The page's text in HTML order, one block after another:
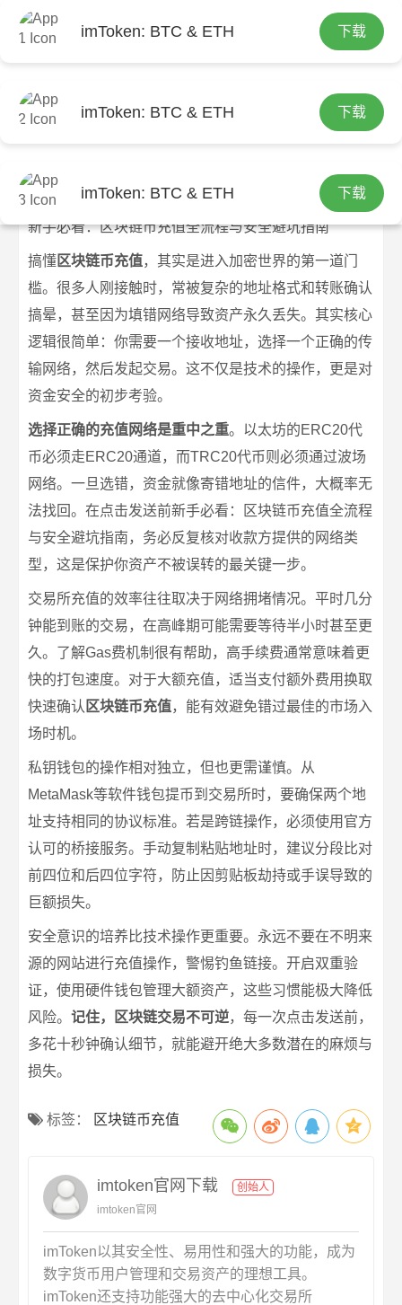
imToken: BTC & ETH 下载
imToken: BTC & ETH 下载
imToken: BTC & ETH 下载
首页
新手必看：区块链币充值全流程与安全
避坑指南
新手必看：区块链币充值全流程与安全避坑指南
搞懂区块链币充值，其实是进入加密世界的第一道门
槛。很多人刚接触时，常被复杂的地址格式和转账确认
搞晕，甚至因为填错网络导致资产永久丢失。其实核心
逻辑很简单：你需要一个接收地址，选择一个正确的传
输网络，然后发起交易。这不仅是技术的操作，更是对
资金安全的初步考验。
选择正确的充值网络是重中之重。以太坊的ERC20代
币必须走ERC20通道，而TRC20代币则必须通过波场
网络。一旦选错，资金就像寄错地址的信件，大概率无
法找回。在点击发送前新手必看：区块链币充值全流程
与安全避坑指南，务必反复核对收款方提供的网络类
型，这是保护你资产不被误转的最关键一步。
交易所充值的效率往往取决于网络拥堵情况。平时几分
钟能到账的交易，在高峰期可能需要等待半小时甚至更
久。了解Gas费机制很有帮助，高手续费通常意味着更
快的打包速度。对于大额充值，适当支付额外费用换取
快速确认 区块链币充值，能有效避免错过最佳的市场入
场时机。
私钥钱包的操作相对独立，但也更需谨慎。从
MetaMask等软件钱包提币到交易所时，要确保两个地
址支持相同的协议标准。若是跨链操作，必须使用官方
认可的桥接服务。手动复制粘贴地址时，建议分段比对
前四位和后四位字符，防止因剪贴板劫持或手误导致的
巨额损失。
安全意识的培养比技术操作更重要。永远不要在不明来
源的网站进行充值操作，警惕钓鱼链接。开启双重验
证，使用硬件钱包管理大额资产，这些习惯能极大降低
风险。 记住，区块链交易不可逆，每一次点击发送前，
多花十秒钟确认细节，就能避开绝大多数潜在的麻烦与
损失。
标签： 区块链币充值
imtoken官网下载
创始人
imtoken官网
imToken以其安全性、易用性和强大的功能，成为
数字货币用户管理和交易资产的理想工具。
imToken还支持功能强大的去中心化交易所